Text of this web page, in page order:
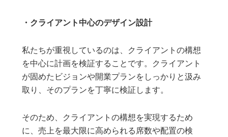
・クライアント中心のデザイン設計
私たちが重視しているのは、クライアントの構想
を中心に計画を検証することです。クライアント
が固めたビジョンや開業プランをしっかりと汲み
取り、そのプランを丁寧に検証します。
そのため、クライアントの構想を実現するため
に、売上を最大限に高められる席数や配置の検